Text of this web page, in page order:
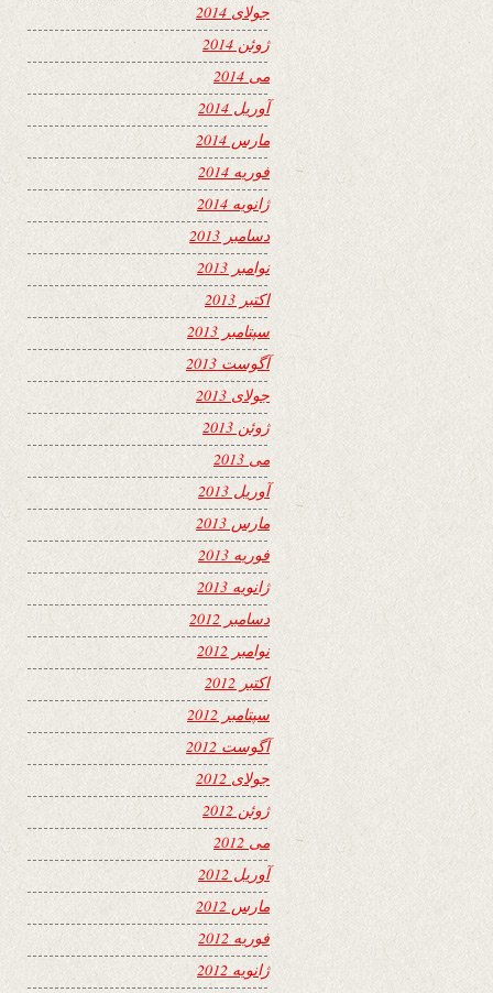
جولای 2014
ژوئن 2014
می 2014
آوریل 2014
مارس 2014
فوریه 2014
ژانویه 2014
دسامبر 2013
نوامبر 2013
اکتبر 2013
سپتامبر 2013
آگوست 2013
جولای 2013
ژوئن 2013
می 2013
آوریل 2013
مارس 2013
فوریه 2013
ژانویه 2013
دسامبر 2012
نوامبر 2012
اکتبر 2012
سپتامبر 2012
آگوست 2012
جولای 2012
ژوئن 2012
می 2012
آوریل 2012
مارس 2012
فوریه 2012
ژانویه 2012